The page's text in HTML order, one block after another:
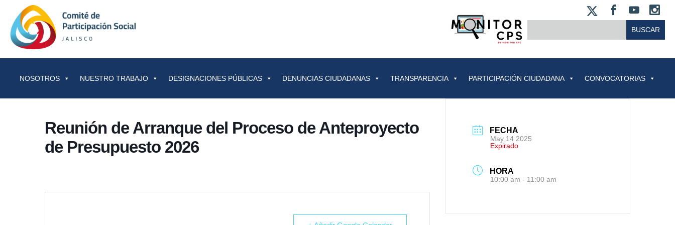
FACEBOOK
NOSOTROS NUESTRO TRABAJO DESIGNACIONES PÚBLICAS DENUNCIAS CIUDADANAS TRANSPARENCIA PARTICIPACIÓN CIUDADANA CONVOCATORIAS
Reunión de Arranque del Proceso de Anteproyecto
de Presupuesto 2026
FECHA
May 14 2025
Expirado
HORA
10:00 am - 11:00 am